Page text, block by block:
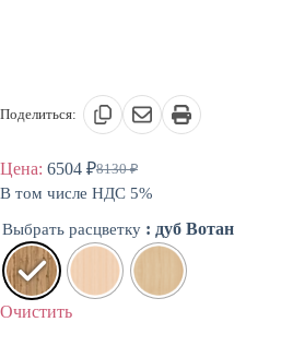
Поделиться:
Цена: 8130₽
Первоначальная
цена
8130 ₽.
6504 ₽Текущая
цена:
В том числе НДС 5%
Выбрать расцветку : дуб Вотан
Очистить